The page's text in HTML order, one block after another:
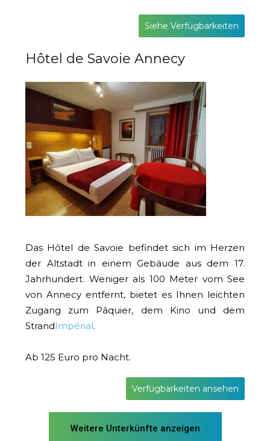
Siehe Verfügbarkeiten
Hôtel de Savoie Annecy
Das Hôtel de Savoie befindet sich im Herzen
der Altstadt in einem Gebäude aus dem 17.
Jahrhundert. Weniger als 100 Meter vom See
von Annecy entfernt, bietet es Ihnen leichten
Zugang zum Pâquier, dem Kino und dem
StrandImpérial.
Ab 125 Euro pro Nacht.
Verfügbarkeiten ansehen
Weitere Unterkünfte anzeigen